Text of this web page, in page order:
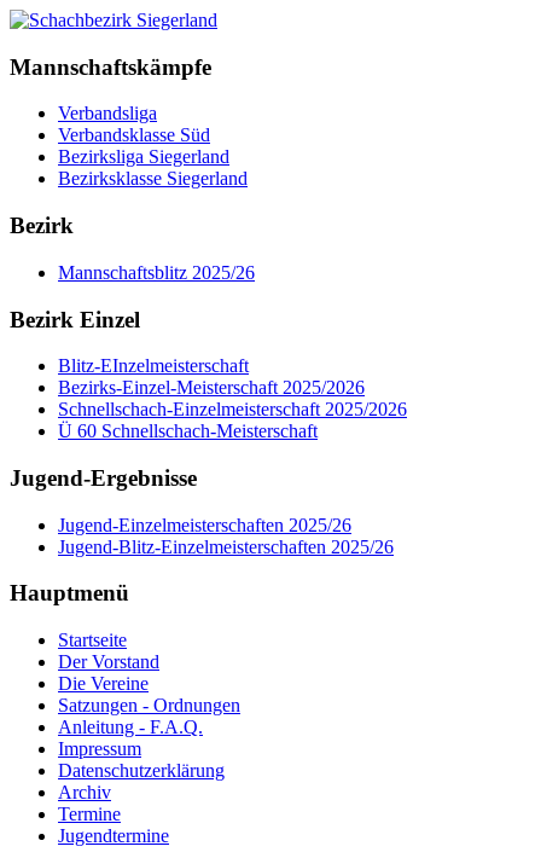
Mannschaftskämpfe
Verbandsliga
Verbandsklasse Süd
Bezirksliga Siegerland
Bezirksklasse Siegerland
Bezirk
Mannschaftsblitz 2025/26
Bezirk Einzel
Blitz-EInzelmeisterschaft
Bezirks-Einzel-Meisterschaft 2025/2026
Schnellschach-Einzelmeisterschaft 2025/2026
Ü 60 Schnellschach-Meisterschaft
Jugend-Ergebnisse
Jugend-Einzelmeisterschaften 2025/26
Jugend-Blitz-Einzelmeisterschaften 2025/26
Hauptmenü
Startseite
Der Vorstand
Die Vereine
Satzungen - Ordnungen
Anleitung - F.A.Q.
Impressum
Datenschutzerklärung
Archiv
Termine
Jugendtermine